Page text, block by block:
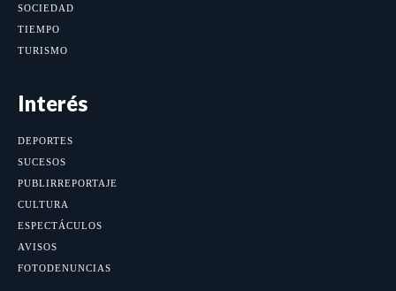
SOCIEDAD
TIEMPO
TURISMO
Interés
DEPORTES
SUCESOS
PUBLIRREPORTAJE
CULTURA
ESPECTÁCULOS
AVISOS
FOTODENUNCIAS